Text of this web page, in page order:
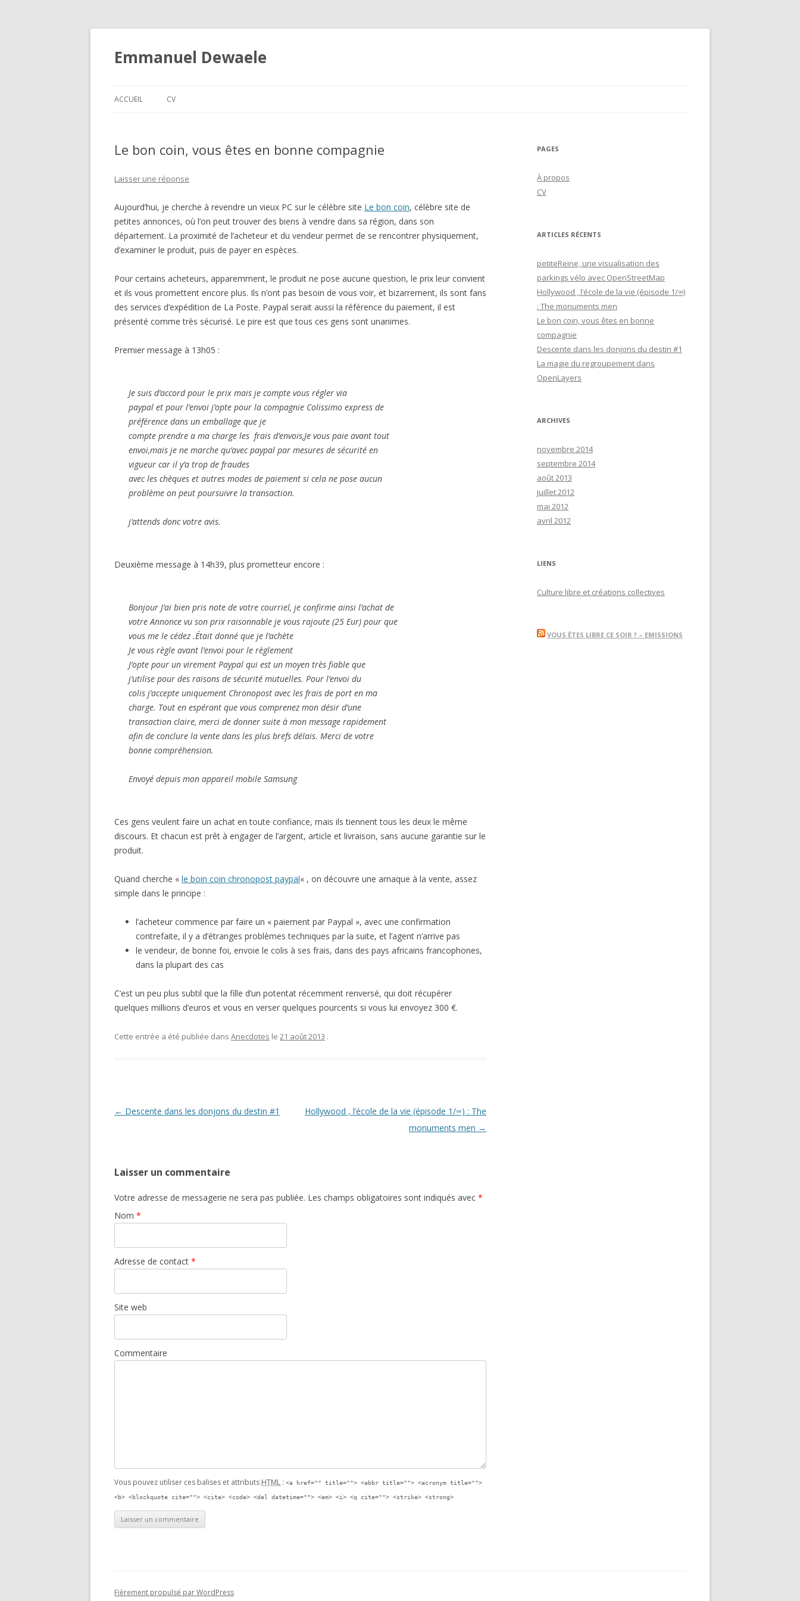
Emmanuel Dewaele
ACCUEIL CV
Le bon coin, vous êtes en bonne compagnie
Laisser une réponse
Aujourd’hui, je cherche à revendre un vieux PC sur le célèbre site Le bon coin, célèbre site de
petites annonces, où l’on peut trouver des biens à vendre dans sa région, dans son
département. La proximité de l’acheteur et du vendeur permet de se rencontrer physiquement,
d’examiner le produit, puis de payer en espèces.
Pour certains acheteurs, apparemment, le produit ne pose aucune question, le prix leur convient
et ils vous promettent encore plus. Ils n’ont pas besoin de vous voir, et bizarrement, ils sont fans
des services d’expédition de La Poste. Paypal serait aussi la référence du paiement, il est
présenté comme très sécurisé. Le pire est que tous ces gens sont unanimes.
Premier message à 13h05 :
Je suis d’accord pour le prix mais je compte vous régler via
paypal et pour l’envoi j’opte pour la compagnie Colissimo express de
préférence dans un emballage que je
compte prendre a ma charge les frais d’envois,Je vous paie avant tout
envoi,mais je ne marche qu’avec paypal par mesures de sécurité en
vigueur car il y’a trop de fraudes
avec les chèques et autres modes de paiement si cela ne pose aucun
problème on peut poursuivre la transaction.
j’attends donc votre avis.
Deuxième message à 14h39, plus prometteur encore :
Bonjour J’ai bien pris note de votre courriel, je confirme ainsi l’achat de
votre Annonce vu son prix raisonnable je vous rajoute (25 Eur) pour que
vous me le cédez .Était donné que je l’achète
Je vous règle avant l’envoi pour le règlement
J’opte pour un virement Paypal qui est un moyen très fiable que
j’utilise pour des raisons de sécurité mutuelles. Pour l’envoi du
colis j’accepte uniquement Chronopost avec les frais de port en ma
charge. Tout en espérant que vous comprenez mon désir d’une
transaction claire, merci de donner suite à mon message rapidement
afin de conclure la vente dans les plus brefs délais. Merci de votre
bonne compréhension.
Envoyé depuis mon appareil mobile Samsung
Ces gens veulent faire un achat en toute confiance, mais ils tiennent tous les deux le même
discours. Et chacun est prêt à engager de l’argent, article et livraison, sans aucune garantie sur le
produit.
Quand cherche « le boin coin chronopost paypal« , on découvre une arnaque à la vente, assez
simple dans le principe :
l’acheteur commence par faire un « paiement par Paypal », avec une confirmation
contrefaite, il y a d’étranges problèmes techniques par la suite, et l’agent n’arrive pas
le vendeur, de bonne foi, envoie le colis à ses frais, dans des pays africains francophones,
dans la plupart des cas
C’est un peu plus subtil que la fille d’un potentat récemment renversé, qui doit récupérer
quelques millions d’euros et vous en verser quelques pourcents si vous lui envoyez 300 €.
Cette entrée a été publiée dans Anecdotes le 21 août 2013 .
Navigation des articles
← Descente dans les donjons du destin #1
Hollywood , l’école de la vie (épisode 1/∞) : The
monuments men →
Laisser un commentaire
Votre adresse de messagerie ne sera pas publiée. Les champs obligatoires sont indiqués avec *
Nom *
Adresse de contact *
Site web
Commentaire
Vous pouvez utiliser ces balises et attributs HTML : <a href="" title=""> <abbr title=""> <acronym title="">
<b> <blockquote cite=""> <cite> <code> <del datetime=""> <em> <i> <q cite=""> <strike> <strong>
PAGES
À propos
CV
ARTICLES RÉCENTS
petiteReine, une visualisation des
parkings vélo avec OpenStreetMap
Hollywood , l’école de la vie (épisode 1/∞)
: The monuments men
Le bon coin, vous êtes en bonne
compagnie
Descente dans les donjons du destin #1
La magie du regroupement dans
OpenLayers
ARCHIVES
novembre 2014
septembre 2014
août 2013
juillet 2012
mai 2012
avril 2012
LIENS
Culture libre et créations collectives
VOUS ÊTES LIBRE CE SOIR ? – EMISSIONS
Fièrement propulsé par WordPress